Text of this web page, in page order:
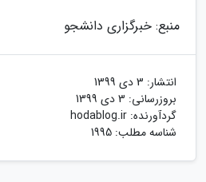
منبع: خبرگزاری دانشجو
انتشار: 3 دی 1399
بروزرسانی: 3 دی 1399
گردآورنده: hodablog.ir
شناسه مطلب: 1995